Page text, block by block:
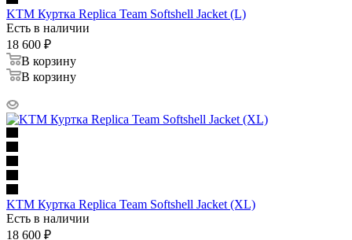
KTM Куртка Replica Team Softshell Jacket (L)
Есть в наличии
18 600 ₽
В корзину
В корзину
KTM Куртка Replica Team Softshell Jacket (XL)
Есть в наличии
18 600 ₽